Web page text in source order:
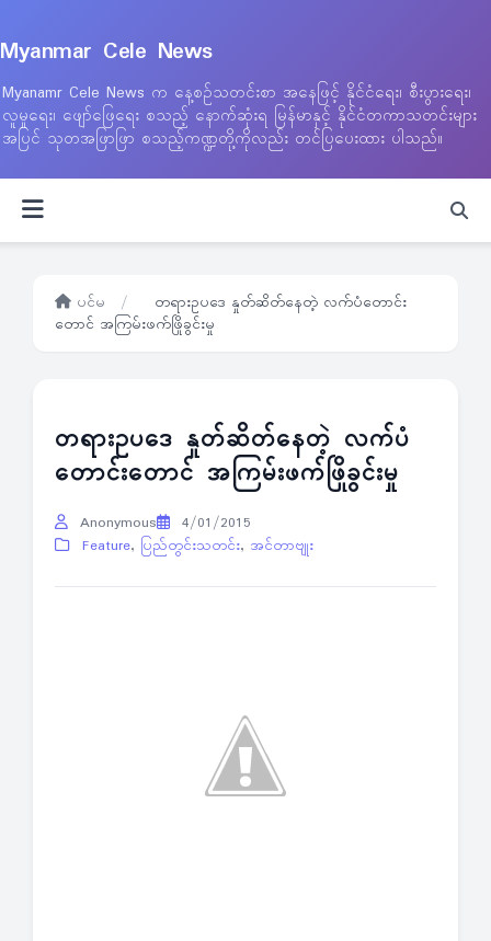
Myanmar Cele News
Myanamr Cele News က နေ့စဉ်သတင်းစာ အနေဖြင့် နိုင်ငံရေး၊ စီးပွားရေး၊
လူမှုရေး၊ ဖျော်ဖြေရေး စသည့် နောက်ဆုံးရ မြန်မာနှင့် နိုင်ငံတကာသတင်းများ
အပြင် သုတအဖြာဖြာ စသည့်ကဏ္ဍတို့ကိုလည်း တင်ပြပေးထား ပါသည်။
ပင်မ /
တရားဥပဒေ နှုတ်ဆိတ်နေတဲ့ လက်ပံတောင်း
တောင် အကြမ်းဖက်ဖြိုခွင်းမှု
တရားဥပဒေ နှုတ်ဆိတ်နေတဲ့ လက်ပံ
တောင်းတောင် အကြမ်းဖက်ဖြိုခွင်းမှု
Anonymous
4/01/2015
Feature, ပြည်တွင်းသတင်း, အင်တာဗျုး